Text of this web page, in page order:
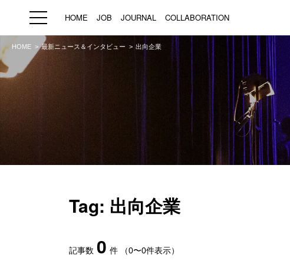
HOME JOB JOURNAL COLLABORATION
HOME JOB
求人検索
新着求人
ブランド一覧
HOME 最新ニュース＆インタビュー 出向企業
Tag: 出向企業
記事数 0 件 （0〜0件表示）